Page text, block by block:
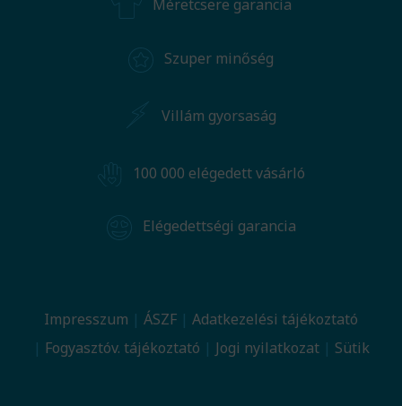
Méretcsere garancia
Szuper minőség
Villám gyorsaság
100 000 elégedett vásárló
Elégedettségi garancia
Impresszum ÁSZF
Adatkezelési tájékoztató
Fogyasztóv. tájékoztató
Jogi nyilatkozat Sütik